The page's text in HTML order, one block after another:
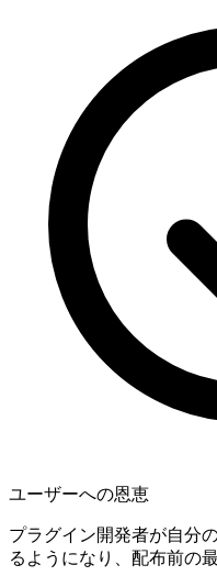
ユーザーへの恩恵
プラグイン開発者が自分
るようになり、配布前の